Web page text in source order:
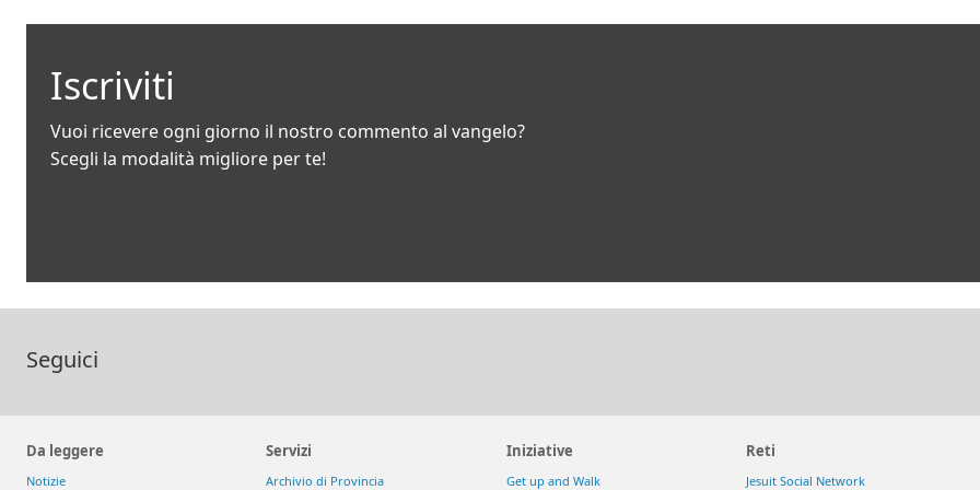
Iscriviti
Vuoi ricevere ogni giorno il nostro commento al vangelo?
Scegli la modalità migliore per te!
Seguici
Da leggere
Notizie
Servizi
Archivio di Provincia
Iniziative
Get up and Walk
Reti
Jesuit Social Network